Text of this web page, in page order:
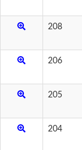
208
206
205
204